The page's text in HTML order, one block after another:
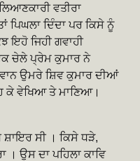
ਵਤੀਰਾ
ਪਿਘਲਾ ਦਿੰਦਾ ਪਰ ਕਿਸੇ ਨੂੰ
ਇਹੋ ਜਿਹੀ ਗਵਾਹੀ
ਚੇਲੇ ਪ੍ਰੇਮ ਕੁਮਾਰ ਨੇ
ਉਮਰੇ ਸ਼ਿਵ ਕੁਮਾਰ ਦੀਆਂ
ਕੇ ਵੇਖਿਆ ਤੇ ਮਾਣਿਆ।
ਸ਼ਾਇਰ ਸੀ । ਕਿਸੇ ਧੜੇ,
ਉਸ ਦਾ ਪਹਿਲਾ ਕਾਵਿ